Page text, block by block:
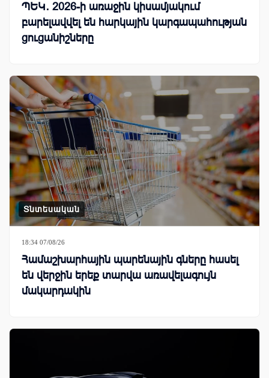
ՊԵԿ․ 2026-ի առաջին կիսամյակում
բարելավվել են հարկային կարգապահության
ցուցանիշները
Տնտեսական
18:34 07/08/26
Համաշխարհային պարենային գները հասել
են վերջին երեք տարվա առավելագույն
մակարդակին